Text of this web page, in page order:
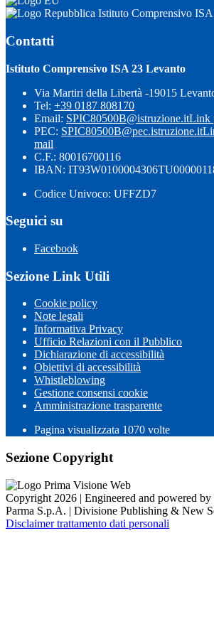
Istituto Comprensivo
Contatti
Istituto Comprensivo ISA 23 Levanto
Via Martiri della Libertà -19015
Tel: +39 0187 808170
Email: SPIC80500B@istruzione.itLink
PEC: SPIC80500B@pec.istruzione.it
mail
C.F.: 80016700116
IBAN:
Codice Univoco: UFFZD7
Seguici su
Facebook
Sezione Link Utili
Cookie policy
Note legali
Informativa Privacy
Ufficio Relazioni con il Pubblico
Dichiarazione di accessibilità
Obiettivi di accessibilità
Whistleblowing
Gestione consensi cookie
Amministrazione trasparente
Pagina visualizzata 1070 volte
Sezione Copyright
Copyright 2026 | Engineered and powered
Parma S.p.A. | Divisione Publishing & New
Disclaimer trattamento dati personali